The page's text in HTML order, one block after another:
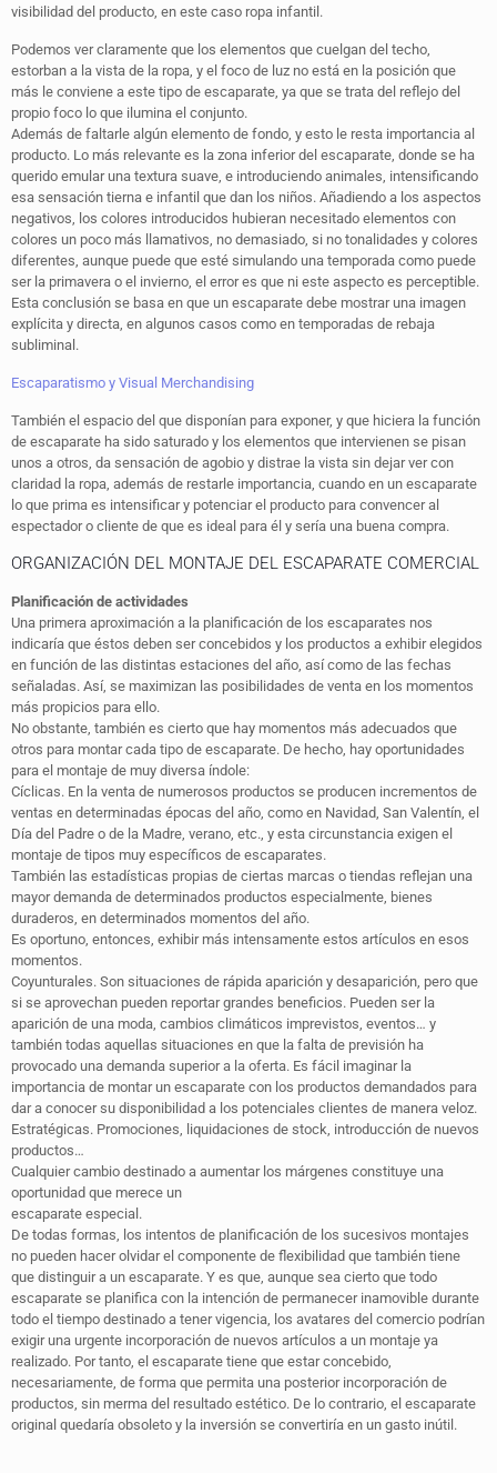
visibilidad del producto, en este caso ropa infantil.
Podemos ver claramente que los elementos que cuelgan del techo,
estorban a la vista de la ropa, y el foco de luz no está en la posición que
más le conviene a este tipo de escaparate, ya que se trata del reflejo del
propio foco lo que ilumina el conjunto.
Además de faltarle algún elemento de fondo, y esto le resta importancia al
producto. Lo más relevante es la zona inferior del escaparate, donde se ha
querido emular una textura suave, e introduciendo animales, intensificando
esa sensación tierna e infantil que dan los niños. Añadiendo a los aspectos
negativos, los colores introducidos hubieran necesitado elementos con
colores un poco más llamativos, no demasiado, si no tonalidades y colores
diferentes, aunque puede que esté simulando una temporada como puede
ser la primavera o el invierno, el error es que ni este aspecto es perceptible.
Esta conclusión se basa en que un escaparate debe mostrar una imagen
explícita y directa, en algunos casos como en temporadas de rebaja
subliminal.
Escaparatismo y Visual Merchandising
También el espacio del que disponían para exponer, y que hiciera la función
de escaparate ha sido saturado y los elementos que intervienen se pisan
unos a otros, da sensación de agobio y distrae la vista sin dejar ver con
claridad la ropa, además de restarle importancia, cuando en un escaparate
lo que prima es intensificar y potenciar el producto para convencer al
espectador o cliente de que es ideal para él y sería una buena compra.
ORGANIZACIÓN DEL MONTAJE DEL ESCAPARATE COMERCIAL
Planificación de actividades
Una primera aproximación a la planificación de los escaparates nos
indicaría que éstos deben ser concebidos y los productos a exhibir elegidos
en función de las distintas estaciones del año, así como de las fechas
señaladas. Así, se maximizan las posibilidades de venta en los momentos
más propicios para ello.
No obstante, también es cierto que hay momentos más adecuados que
otros para montar cada tipo de escaparate. De hecho, hay oportunidades
para el montaje de muy diversa índole:
Cíclicas. En la venta de numerosos productos se producen incrementos de
ventas en determinadas épocas del año, como en Navidad, San Valentín, el
Día del Padre o de la Madre, verano, etc., y esta circunstancia exigen el
montaje de tipos muy específicos de escaparates.
También las estadísticas propias de ciertas marcas o tiendas reflejan una
mayor demanda de determinados productos especialmente, bienes
duraderos, en determinados momentos del año.
Es oportuno, entonces, exhibir más intensamente estos artículos en esos
momentos.
Coyunturales. Son situaciones de rápida aparición y desaparición, pero que
si se aprovechan pueden reportar grandes beneficios. Pueden ser la
aparición de una moda, cambios climáticos imprevistos, eventos… y
también todas aquellas situaciones en que la falta de previsión ha
provocado una demanda superior a la oferta. Es fácil imaginar la
importancia de montar un escaparate con los productos demandados para
dar a conocer su disponibilidad a los potenciales clientes de manera veloz.
Estratégicas. Promociones, liquidaciones de stock, introducción de nuevos
productos…
Cualquier cambio destinado a aumentar los márgenes constituye una
oportunidad que merece un
escaparate especial.
De todas formas, los intentos de planificación de los sucesivos montajes
no pueden hacer olvidar el componente de flexibilidad que también tiene
que distinguir a un escaparate. Y es que, aunque sea cierto que todo
escaparate se planifica con la intención de permanecer inamovible durante
todo el tiempo destinado a tener vigencia, los avatares del comercio podrían
exigir una urgente incorporación de nuevos artículos a un montaje ya
realizado. Por tanto, el escaparate tiene que estar concebido,
necesariamente, de forma que permita una posterior incorporación de
productos, sin merma del resultado estético. De lo contrario, el escaparate
original quedaría obsoleto y la inversión se convertiría en un gasto inútil.